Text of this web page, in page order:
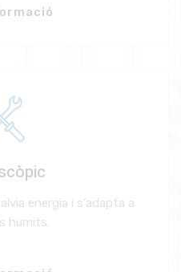
energia i s'adapta a
humits.